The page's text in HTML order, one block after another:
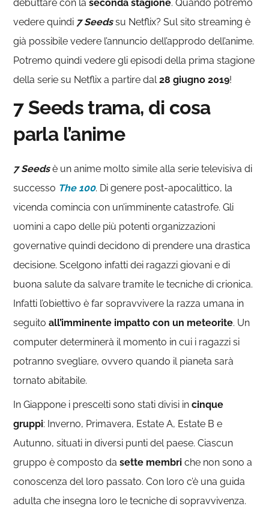
debuttare con la seconda stagione. Quando potremo
vedere quindi 7 Seedssu Netflix? Sul sito streaming è
già possibile vedere l’annuncio dell’approdo dell’anime.
Potremo quindi vedere gli episodi della prima stagione
della serie su Netflix a partire dal28 giugno 2019!
7 Seeds trama, di cosa
parla l’anime
7 Seedsè un anime molto simile alla serie televisiva di
successo The 100. Di genere post-apocalittico, la
vicenda comincia con un’imminente catastrofe. Gli
uomini a capo delle più potenti organizzazioni
governative quindi decidono di prendere una drastica
decisione. Scelgono infatti dei ragazzi giovani e di
buona salute da salvare tramite le tecniche di crionica.
Infatti l’obiettivo è far sopravvivere la razza umana in
seguitoall’imminente impatto con un meteorite. Un
computer determinerà il momento in cui i ragazzi si
potranno svegliare, ovvero quando il pianeta sarà
tornato abitabile.
In Giappone i prescelti sono stati divisi incinque
gruppi: Inverno, Primavera, Estate A, Estate B e
Autunno, situati in diversi punti del paese. Ciascun
gruppo è composto da sette membri che non sono a
conoscenza del loro passato. Con loro c’è una guida
adulta che insegna loro le tecniche di sopravvivenza.